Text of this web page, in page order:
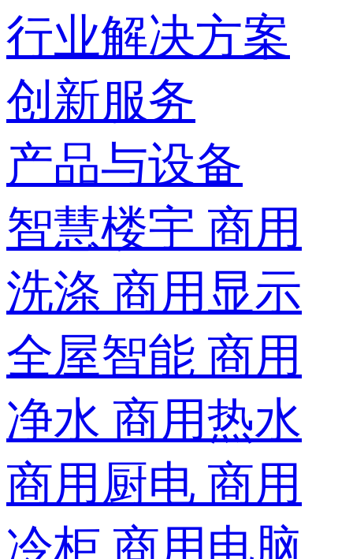
行业解决方案
创新服务
产品与设备
智慧楼宇 商用
洗涤 商用显示
全屋智能 商用
净水 商用热水
商用厨电 商用
冷柜 商用电脑